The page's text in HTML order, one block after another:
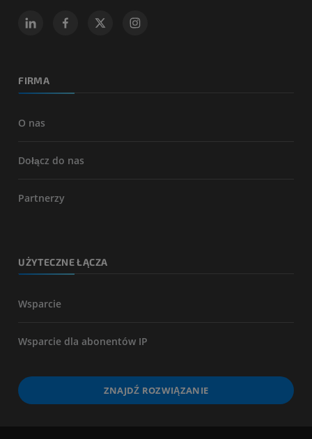
FIRMA
O nas
Dołącz do nas
Partnerzy
UŻYTECZNE ŁĄCZA
Wsparcie
Wsparcie dla abonentów IP
ZNAJDŹ ROZWIĄZANIE